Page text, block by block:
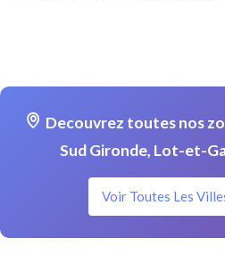
Decouvrez toutes nos
Sud Gironde, Lot-et-
Voir Toutes Les